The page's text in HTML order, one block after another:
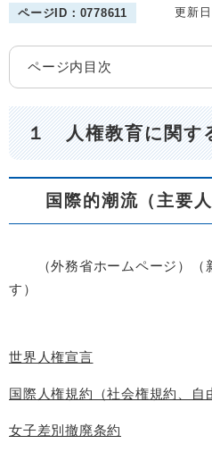
ページID：0778611 更新
ページ内目次
１ 人権教育に関す
国際的潮流（主要人
（外務省ホームページ）（
す）
世界人権宣言
国際人権規約（社会権規約、自
女子差別撤廃条約